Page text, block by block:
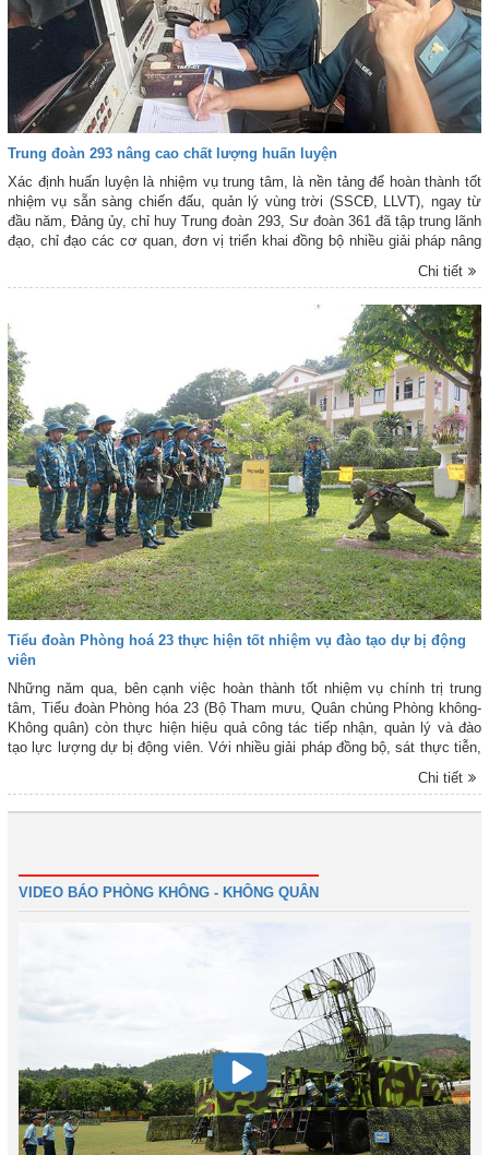
Trung đoàn 293 nâng cao chất lượng huấn luyện
Xác định huấn luyện là nhiệm vụ trung tâm, là nền tảng để hoàn thành tốt
nhiệm vụ sẵn sàng chiến đấu, quản lý vùng trời (SSCĐ, LLVT), ngay từ
đầu năm, Đảng ủy, chỉ huy Trung đoàn 293, Sư đoàn 361 đã tập trung lãnh
đạo, chỉ đạo các cơ quan, đơn vị triển khai đồng bộ nhiều giải pháp nâng
Chi tiết
Tiểu đoàn Phòng hoá 23 thực hiện tốt nhiệm vụ đào tạo dự bị động
viên
Những năm qua, bên cạnh việc hoàn thành tốt nhiệm vụ chính trị trung
tâm, Tiểu đoàn Phòng hóa 23 (Bộ Tham mưu, Quân chủng Phòng không-
Không quân) còn thực hiện hiệu quả công tác tiếp nhận, quản lý và đào
tạo lực lượng dự bị động viên. Với nhiều giải pháp đồng bộ, sát thực tiễn,
trị vững vàng, trình độ chuyên môn tốt, đáp ứng yêu cầu nhiệm vụ trong
Chi tiết
VIDEO BÁO PHÒNG KHÔNG - KHÔNG QUÂN